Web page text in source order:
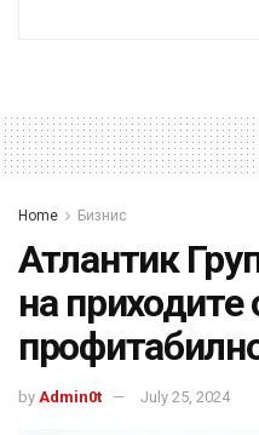
Home Бизнис
Атлантик
на
by Admin0t July 25, 2024